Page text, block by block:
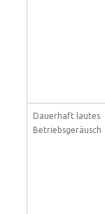
Dauerhaft lautes
Betriebsgeräusch